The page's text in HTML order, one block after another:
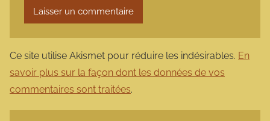
Ce site utilise Akismet pour réduire les indésirables. En
savoir plus sur la façon dont les données de vos
commentaires sont traitées.